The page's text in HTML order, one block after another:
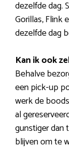
dezelfde dag.
Gorillas, Flink
dezelfde dag
Kan ik ook
Behalve
een pick-up
werk de
al
gunstiger
blijven om te